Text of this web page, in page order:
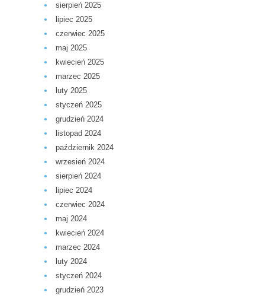
sierpień 2025
lipiec 2025
czerwiec 2025
maj 2025
kwiecień 2025
marzec 2025
luty 2025
styczeń 2025
grudzień 2024
listopad 2024
październik 2024
wrzesień 2024
sierpień 2024
lipiec 2024
czerwiec 2024
maj 2024
kwiecień 2024
marzec 2024
luty 2024
styczeń 2024
grudzień 2023